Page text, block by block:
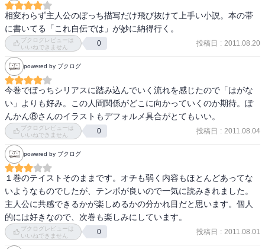
“これから向かうのはホテル・ロイヤルオークラの最上階に位置する
バー『エンジェル・ラダー 天使の階＜きざはし＞』だ。
千葉市内で朝方まで営業している、エンジェルの名を冠する最後の
店。たぶん、そんな洒落たところに行くのはこれが最初で最後だろ
う。
俺は着慣れない薄手のジャケットをなじませるように羽織り直す。
父親のクローゼットから勝手に拝借した逸品だが、背格好が似てい
るせいかサイズはぴったりだった。
黒い立ち襟のカラーシャツにジーンズ、足もとはロングノーズの革
靴。普段ならまずしない着こなしだ。というか服とかわりとどうで
もいい。ジーンズ以外は父親の持ち物である。髪もぐしぐし何やら
やられてしまった。
コーディネイト・バイ・コマチヒキガヤ。
なんとなく年上っぽく見えるような服の見立てを小町に頼んだら、
家じゅう引っ掻き回してこの一式を出してきた。
「お兄ちゃんは目が生活に疲れたサラリーマンっぽいから、服装と
髪型さえどうにかすれば大人っぽくなるよ」
そう言われても反応に困る。え、そんなに俺の目ダメ？”
相変わらず主人公のぼっち描写だけ飛び抜けて上手い小説。本の帯
に書いてる「これ自伝では」が妙に納得行く。
ブクログレビューは
いいねできません
0 投稿日 : 2011.08.20
powered by ブクログ
今巻でぼっちシリアスに踏み込んでいく流れを感じたので「はがな
い」よりも好み。この人間関係がどこに向かっていくのか期待。ぽ
んかん⑧さんのイラストもデフォルメ具合がとてもいい。
ブクログレビューは
いいねできません
0 投稿日 : 2011.08.04
powered by ブクログ
１巻のテイストそのままです。オチも弱く内容もほとんどあってな
いようなものでしたが、テンポが良いので一気に読みきれました。
主人公に共感できるかが楽しめるかの分かれ目だと思います。個人
的には好きなので、次巻も楽しみにしています。
ブクログレビューは
いいねできません
0 投稿日 : 2011.08.01